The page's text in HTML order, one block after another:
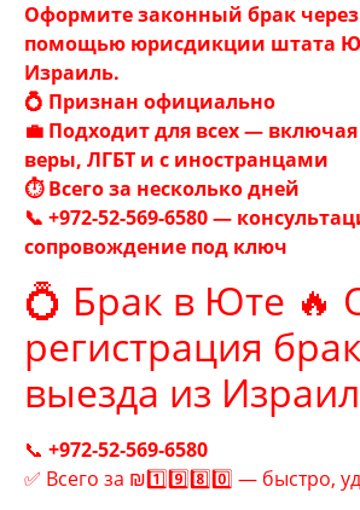
Оформите законный брак через
помощью юрисдикции штата
Израиль.
💍 Признан официально
💼 Подходит для всех —
веры, ЛГБТ и с иностранцами
⏱ Всего за несколько дней
📞 +972-52-569-6580 —
сопровождение под ключ
💍 Брак в Юте 🔥
регистрация
выезда из
📞 +972‑52‑569‑6580
✅ Всего за ₪1️⃣9️⃣8️⃣0️⃣ — быстро,